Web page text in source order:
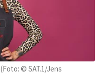
© SAT.1/Jens